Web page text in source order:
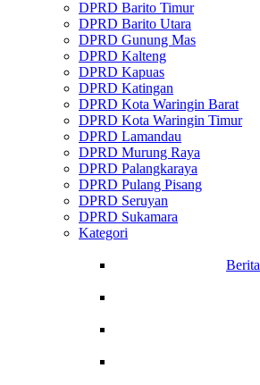
DPRD Barito Timur
DPRD Barito Utara
DPRD Gunung Mas
DPRD Kalteng
DPRD Kapuas
DPRD Katingan
DPRD Kota Waringin Barat
DPRD Kota Waringin Timur
DPRD Lamandau
DPRD Murung Raya
DPRD Palangkaraya
DPRD Pulang Pisang
DPRD Seruyan
DPRD Sukamara
Kategori
Berita